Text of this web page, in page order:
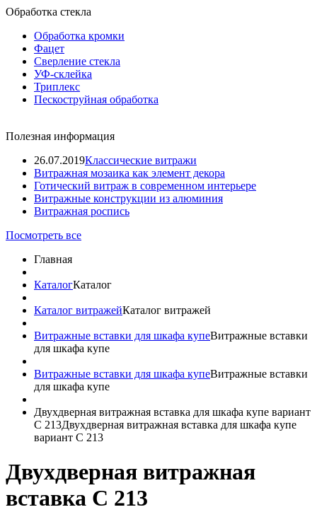
Обработка стекла
Обработка кромки
Фацет
Сверление стекла
УФ-склейка
Триплекс
Пескоструйная обработка
Полезная информация
26.07.2019Классические витражи
Витражная мозаика как элемент декора
Готический витраж в современном интерьере
Витражные конструкции из алюминия
Витражная роспись
Посмотреть все
Главная
КаталогКаталог
Каталог витражейКаталог витражей
Витражные вставки для шкафа купеВитражные вставки
для шкафа купе
Витражные вставки для шкафа купеВитражные вставки
для шкафа купе
Двухдверная витражная вставка для шкафа купе вариант
С 213Двухдверная витражная вставка для шкафа купе
вариант С 213
Двухдверная витражная
вставка С 213